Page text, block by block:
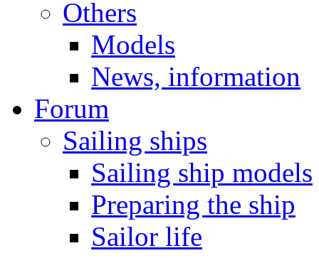
Others
Models
News, information
Forum
Sailing ships
Sailing ship models
Preparing the ship
Sailor life